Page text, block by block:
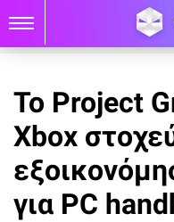
Το Project
Xbox
για PC